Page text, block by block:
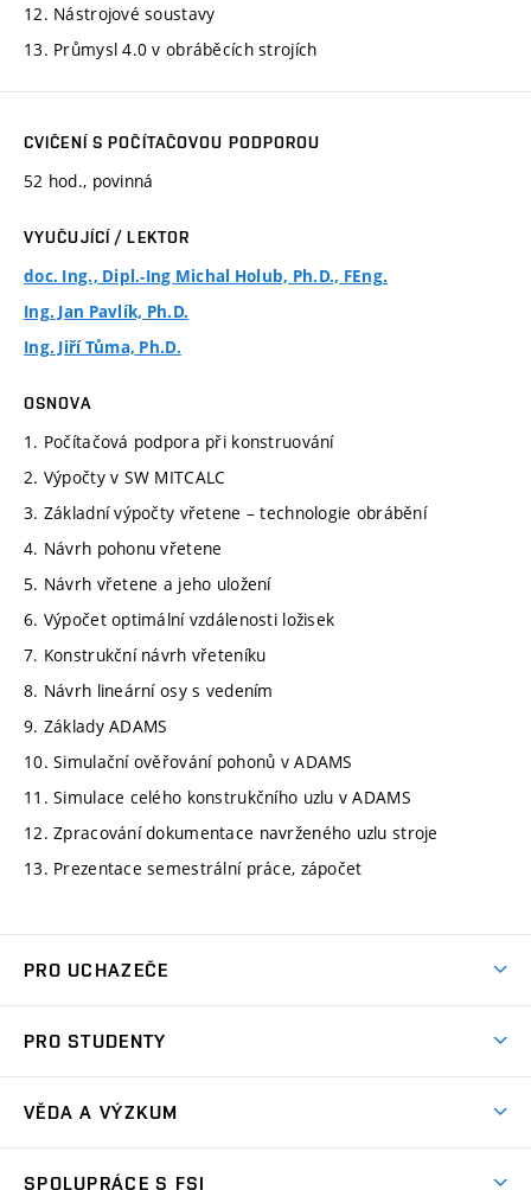
12. Nástrojové soustavy
13. Průmysl 4.0 v obráběcích strojích
CVIČENÍ S POČÍTAČOVOU PODPOROU
52 hod., povinná
VYUČUJÍCÍ / LEKTOR
doc. Ing., Dipl.-Ing Michal Holub, Ph.D., FEng.
Ing. Jan Pavlík, Ph.D.
Ing. Jiří Tůma, Ph.D.
OSNOVA
1. Počítačová podpora při konstruování
2. Výpočty v SW MITCALC
3. Základní výpočty vřetene – technologie obrábění
4. Návrh pohonu vřetene
5. Návrh vřetene a jeho uložení
6. Výpočet optimální vzdálenosti ložisek
7. Konstrukční návrh vřeteníku
8. Návrh lineární osy s vedením
9. Základy ADAMS
10. Simulační ověřování pohonů v ADAMS
11. Simulace celého konstrukčního uzlu v ADAMS
12. Zpracování dokumentace navrženého uzlu stroje
13. Prezentace semestrální práce, zápočet
PRO UCHAZEČE
Ambasadoři studia
PRO STUDENTY
Studijní předpisy
VĚDA A VÝZKUM
SPOLUPRÁCE S FSI